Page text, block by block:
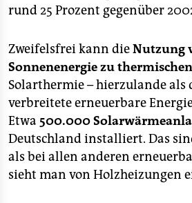
rund 25 Prozent gegenüber
Zweifelsfrei kann dieNutzung
Sonnenenergie zu
Solarthermie – hierzulande als
verbreitete erneuerbare
Etwa 500.000
Deutschland installiert. Das
als bei allen anderen
sieht man von Holzheizungen